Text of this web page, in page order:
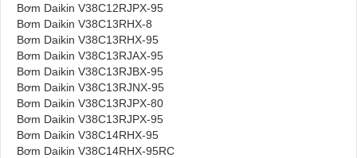
Bơm Daikin V38C12RJPX-95
Bơm Daikin V38C13RHX-8
Bơm Daikin V38C13RHX-95
Bơm Daikin V38C13RJAX-95
Bơm Daikin V38C13RJBX-95
Bơm Daikin V38C13RJNX-95
Bơm Daikin V38C13RJPX-80
Bơm Daikin V38C13RJPX-95
Bơm Daikin V38C14RHX-95
Bơm Daikin V38C14RHX-95RC